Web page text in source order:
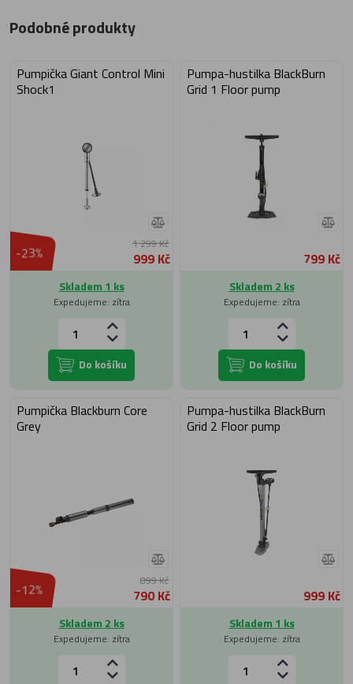
Podobné produkty
Pumpička Giant Control Mini
Shock1
-23% 1 299 Kč
999 Kč
Skladem 1 ks
Expedujeme: zítra
Do košíku
Pumpa-hustilka BlackBurn
Grid 1 Floor pump
799 Kč
Skladem 2 ks
Expedujeme: zítra
Do košíku
Pumpička Blackburn Core
Grey
-12% 899 Kč
790 Kč
Skladem 2 ks
Expedujeme: zítra
Pumpa-hustilka BlackBurn
Grid 2 Floor pump
999 Kč
Skladem 1 ks
Expedujeme: zítra